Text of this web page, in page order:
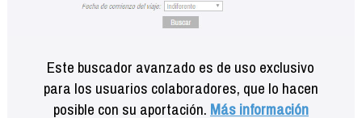
Este buscador avanzado es de uso exclusivo
para los usuarios colaboradores, que lo hacen
posible con su aportación. Más información